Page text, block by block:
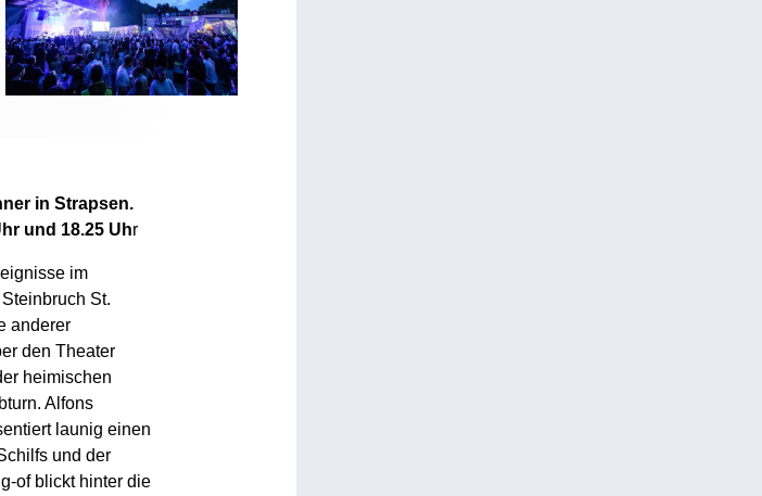
in Strapsen.
und 18.25 Uhr
im
St.
anderer
den Theater
heimischen
Alfons
launig einen
und der
of blickt hinter die